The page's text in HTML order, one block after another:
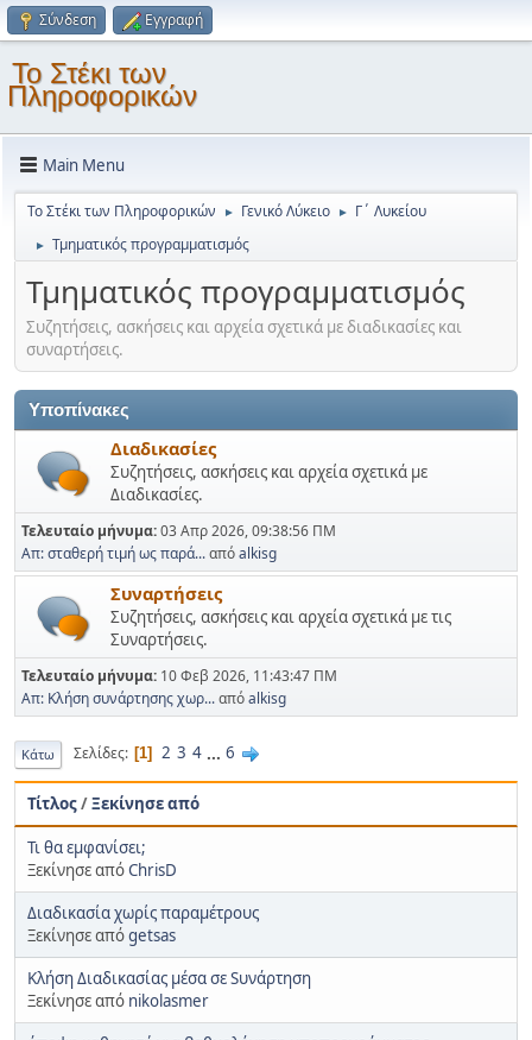
Σύνδεση Εγγραφή
Το Στέκι των
Πληροφορικών
Main Menu
Το Στέκι των Πληροφορικών ► Γενικό Λύκειο ► Γ΄ Λυκείου
► Τμηματικός προγραμματισμός
Τμηματικός προγραμματισμός
Συζητήσεις, ασκήσεις και αρχεία σχετικά με διαδικασίες και
συναρτήσεις.
Υποπίνακες
Διαδικασίες
Συζητήσεις, ασκήσεις και αρχεία σχετικά με
Διαδικασίες.
Τελευταίο μήνυμα:03 Απρ 2026, 09:38:56 ΠΜ
Απ: σταθερή τιμή ως παρά...απόalkisg
Συναρτήσεις
Συζητήσεις, ασκήσεις και αρχεία σχετικά με τις
Συναρτήσεις.
Τελευταίο μήνυμα: 10 Φεβ 2026, 11:43:47 ΠΜ
Απ: Κλήση συνάρτησης χωρ...απόalkisg
Κάτω Σελίδες 1 2 3 4 ... 6
Τίτλος/Ξεκίνησε από
Τι θα εμφανίσει;
Ξεκίνησε απόChrisD
Διαδικασία χωρίς παραμέτρους
Ξεκίνησε απόgetsas
Κλήση Διαδικασίας μέσα σε Sυνάρτηση
Ξεκίνησε από nikolasmer